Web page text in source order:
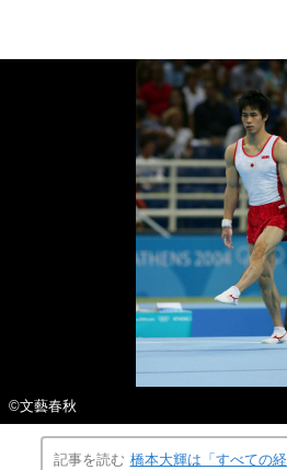
©文藝春秋
記事を読む 橋本大輝は「すべての